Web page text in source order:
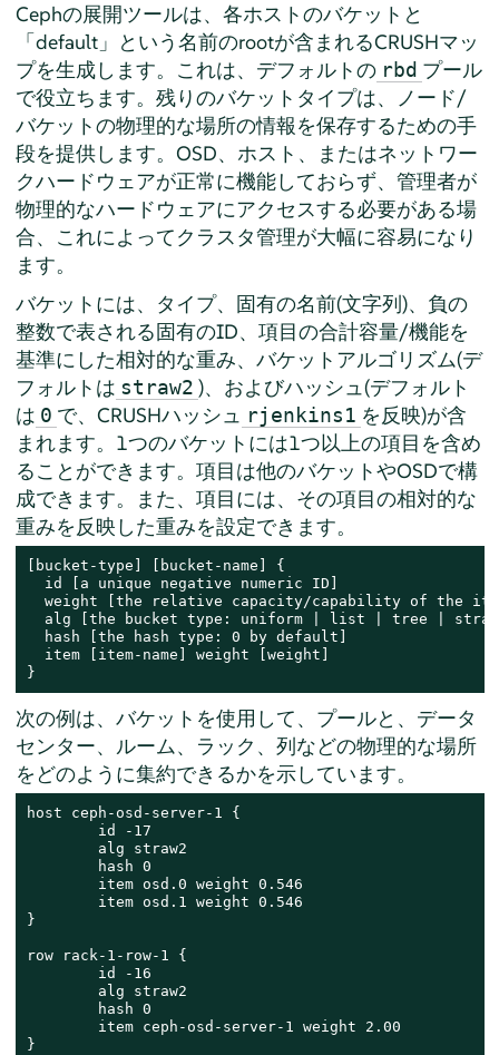
Cephの展開ツールは、各ホストのバケットと
「default」という名前のrootが含まれるCRUSHマッ
プを生成します。これは、デフォルトの rbd プール
で役立ちます。残りのバケットタイプは、ノード/
バケットの物理的な場所の情報を保存するための手
段を提供します。OSD、ホスト、またはネットワー
クハードウェアが正常に機能しておらず、管理者が
物理的なハードウェアにアクセスする必要がある場
合、これによってクラスタ管理が大幅に容易になり
ます。
バケットには、タイプ、固有の名前(文字列)、負の
整数で表される固有のID、項目の合計容量/機能を
基準にした相対的な重み、バケットアルゴリズム(デ
フォルトは straw2 )、およびハッシュ(デフォルト
は 0 で、CRUSHハッシュ rjenkins1 を反映)が含
まれます。1つのバケットには1つ以上の項目を含め
ることができます。項目は他のバケットやOSDで構
成できます。また、項目には、その項目の相対的な
重みを反映した重みを設定できます。
[bucket-type] [bucket-name] {
  id [a unique negative numeric ID]
weight [the relative capacity/capability of the
alg [the bucket type: uniform | list | tree |
  hash [the hash type: 0 by default]
  item [item-name] weight [weight]
}
次の例は、バケットを使用して、プールと、データ
センター、ルーム、ラック、列などの物理的な場所
をどのように集約できるかを示しています。
host ceph-osd-server-1 {
        id -17
        alg straw2
        hash 0
        item osd.0 weight 0.546
        item osd.1 weight 0.546
}
row rack-1-row-1 {
        id -16
        alg straw2
        hash 0
        item ceph-osd-server-1 weight 2.00
}